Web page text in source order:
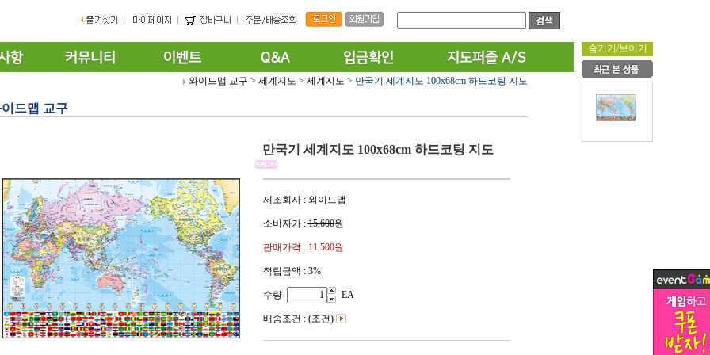
와이드맵 교구 > 세계지도 > 세계지도 > 만국기 세계지도 100x68cm 하드코팅 지도
드맵 교구
만국기 세계지도 100x68cm 하드코팅 지도
제조회사 : 와이드맵
소비자가 :15,600원
판매가격 : 11,500원
적립금액 : 3%
수량 EA
배송조건 : (조건)
숨기기/보이기